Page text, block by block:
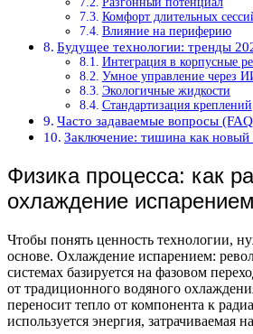
Комфорт длительных
Влияние на периферию
Будущее технологии: тренды
Интеграция в корпусные
Умное управление через
Экологичные жидкости
Стандартизация креплений
Часто задаваемые вопросы
Заключение: тишина как новый
Физика процесса: как
охлаждение
Чтобы понять ценность технологии,
основе. Охлаждение испарением:
системах базируется на фазовом
от традиционного водяного
переносит тепло от компонента к
используется энергия, затрачиваемая